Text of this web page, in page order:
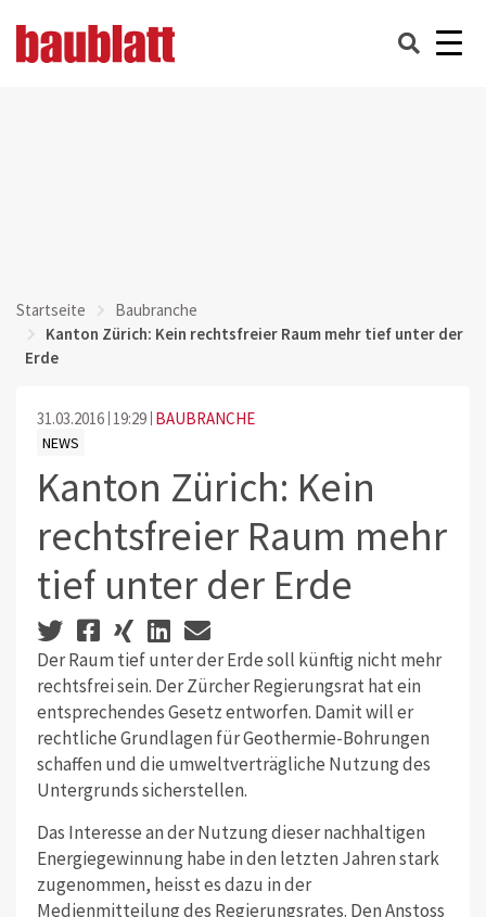
Startseite
Baubranche
Kanton Zürich: Kein rechtsfreier Raum mehr tief unter der
Erde
31.03.2016 19:29 BAUBRANCHE
NEWS
Kanton Zürich: Kein
rechtsfreier Raum mehr
tief unter der Erde
Der Raum tief unter der Erde soll künftig nicht mehr
rechtsfrei sein. Der Zürcher Regierungsrat hat ein
entsprechendes Gesetz entworfen. Damit will er
rechtliche Grundlagen für Geothermie-Bohrungen
schaffen und die umweltverträgliche Nutzung des
Untergrunds sicherstellen.
Das Interesse an der Nutzung dieser nachhaltigen
Energiegewinnung habe in den letzten Jahren stark
zugenommen, heisst es dazu in der
Medienmitteilung des Regierungsrates. Den Anstoss